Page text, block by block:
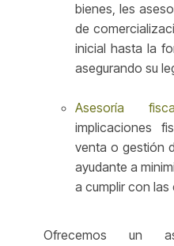
bienes, les
de
inicial hasta la
asegurando su
Asesoría
implicaciones
venta o gestión
ayudante a
a cumplir con las
Ofrecemos un